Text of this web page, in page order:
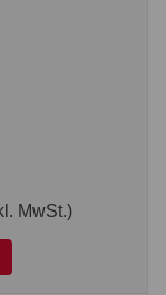
MwSt.)